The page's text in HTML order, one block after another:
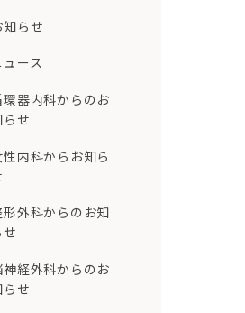
知らせ
ュース
環器内科からのお
らせ
性内科からお知ら
形外科からのお知
せ
神経外科からのお
らせ